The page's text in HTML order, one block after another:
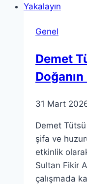
Genel
Demet
31 Mart
Demet Tütsü
şifa ve
etkinlik
Sultan Fikir
çalışmada